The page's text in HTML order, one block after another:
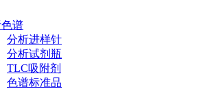
谱
分析进样针
分析试剂瓶
TLC吸附剂
色谱标准品